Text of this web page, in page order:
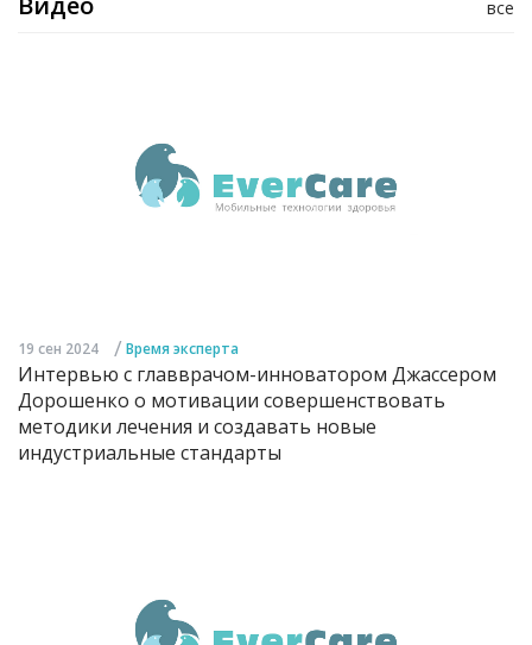
все
19 сен 2024 / Время эксперта
Интервью с главврачом-инноватором Джассером
Дорошенко о мотивации совершенствовать
методики лечения и создавать новые
индустриальные стандарты